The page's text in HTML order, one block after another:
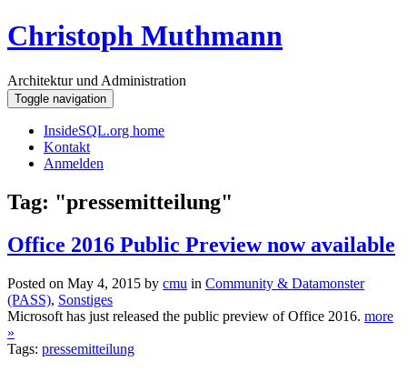
Christoph Muthmann
Architektur und Administration
Toggle navigation
InsideSQL.org home
Kontakt
Anmelden
Tag: "pressemitteilung"
Office 2016 Public Preview now available
Posted on May 4, 2015 by cmu in Community & Datamonster
(PASS), Sonstiges
Microsoft has just released the public preview of Office 2016. more
»
Tags: pressemitteilung